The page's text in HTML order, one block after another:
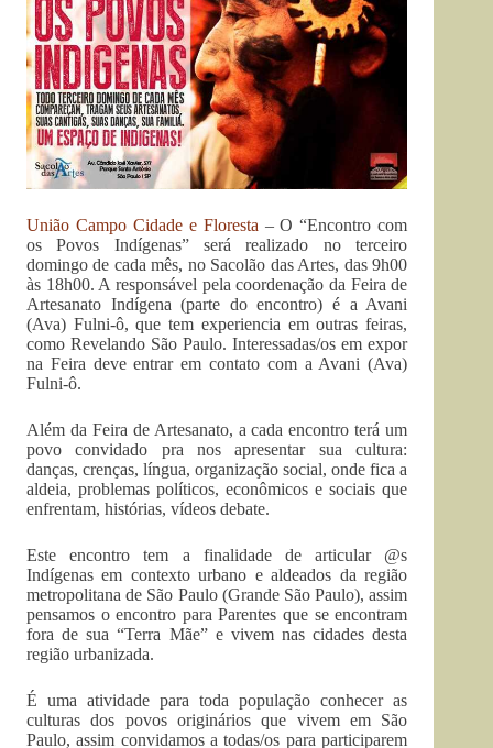
União Campo Cidade e Floresta – O “Encontro com
os Povos Indígenas” será realizado no terceiro
domingo de cada mês, no Sacolão das Artes, das 9h00
às 18h00. A responsável pela coordenação da Feira de
Artesanato Indígena (parte do encontro) é a Avani
(Ava) Fulni-ô, que tem experiencia em outras feiras,
como Revelando São Paulo. Interessadas/os em expor
na Feira deve entrar em contato com a Avani (Ava)
Fulni-ô.
Além da Feira de Artesanato, a cada encontro terá um
povo convidado pra nos apresentar sua cultura:
danças, crenças, língua, organização social, onde fica a
aldeia, problemas políticos, econômicos e sociais que
enfrentam, histórias, vídeos debate.
Este encontro tem a finalidade de articular @s
Indígenas em contexto urbano e aldeados da região
metropolitana de São Paulo (Grande São Paulo), assim
pensamos o encontro para Parentes que se encontram
fora de sua “Terra Mãe” e vivem nas cidades desta
região urbanizada.
É uma atividade para toda população conhecer as
culturas dos povos originários que vivem em São
Paulo, assim convidamos a todas/os para participarem